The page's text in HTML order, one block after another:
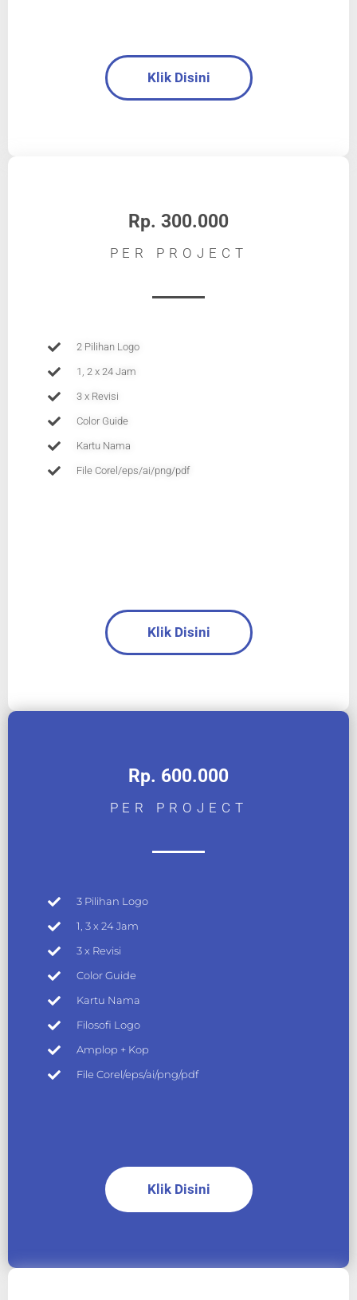
Klik Disini
Rp. 300.000
PER PROJECT
2 Pilihan Logo
1, 2 x 24 Jam
3 x Revisi
Color Guide
Kartu Nama
File Corel/eps/ai/png/pdf
Klik Disini
Rp. 600.000
PER PROJECT
3 Pilihan Logo
1, 3 x 24 Jam
3 x Revisi
Color Guide
Kartu Nama
Filosofi Logo
Amplop + Kop
File Corel/eps/ai/png/pdf
Klik Disini